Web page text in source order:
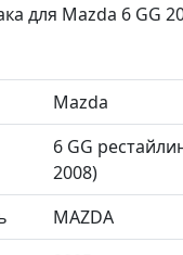
для Mazda 6 GG
Mazda
6 GG
2008)
MAZDA